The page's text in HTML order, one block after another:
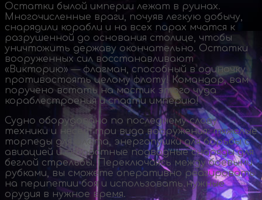
Остатки былой империи лежат в руинах.
Многочисленные враги, почуяв легкую добычу,
снарядили корабли и на всех парах мчатся к
разрушенной до основания столице, чтобы
уничтожить державу окончательно. Остатки
вооруженных сил восстанавливают
«Викторию» — флагман, способный в одиночку
противостоять целому флоту! Командор, вам
поручено встать на мостик этого чуда
кораблестроения и спасти империю!
Судно оборудовано по последнему слову
техники и несет три вида вооружения: тяжелые
торпеды для флота, энергопушки для борьбы с
авиацией и скоростные подводные снаряды для
беглой стрельбы. Переключаясь между боевыми
рубками, вы сможете оперативно реагировать
на перипетии боя и использовать нужные
орудия в нужное время.